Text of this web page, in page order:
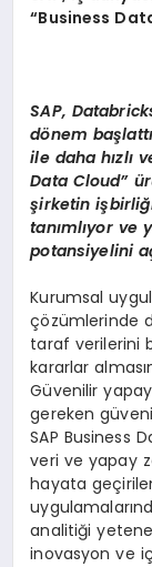
“Business
SAP,
dönem başlatt
ile daha hızlı
Data Cloud” ür
şirketin işbirliğ
tanımlıyor ve
potansiyelini a
Kurumsal
çözümlerinde
taraf verilerini
kararlar
Güvenilir
gereken
SAP Business
veri ve yapay
hayata
analitiği
inovasyon ve